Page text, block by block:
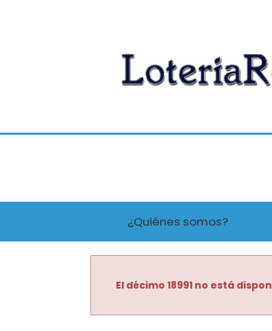
¿Quiénes somos?
El décimo 18991 no está